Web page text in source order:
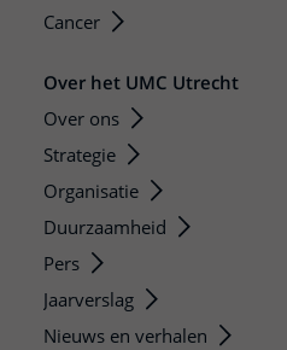
Cancer
Over het UMC Utrecht
Over ons
Strategie
Organisatie
Duurzaamheid
Pers
Jaarverslag
Nieuws en verhalen